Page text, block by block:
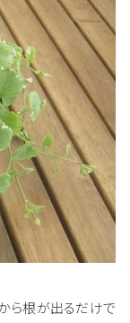
ら根が出るだけで